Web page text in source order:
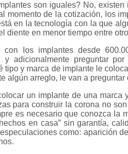
son iguales? No,
momento de la cotización, los
en la tecnología con la que
diente en menor tiempo entre
los implantes desde
y adicionalmente preguntar
tipo y marca de implante le
algún arreglo, le van a
un implante de una
para construir la corona no
es necesario que conozca la
en casa” sin garantía,
como: aparición